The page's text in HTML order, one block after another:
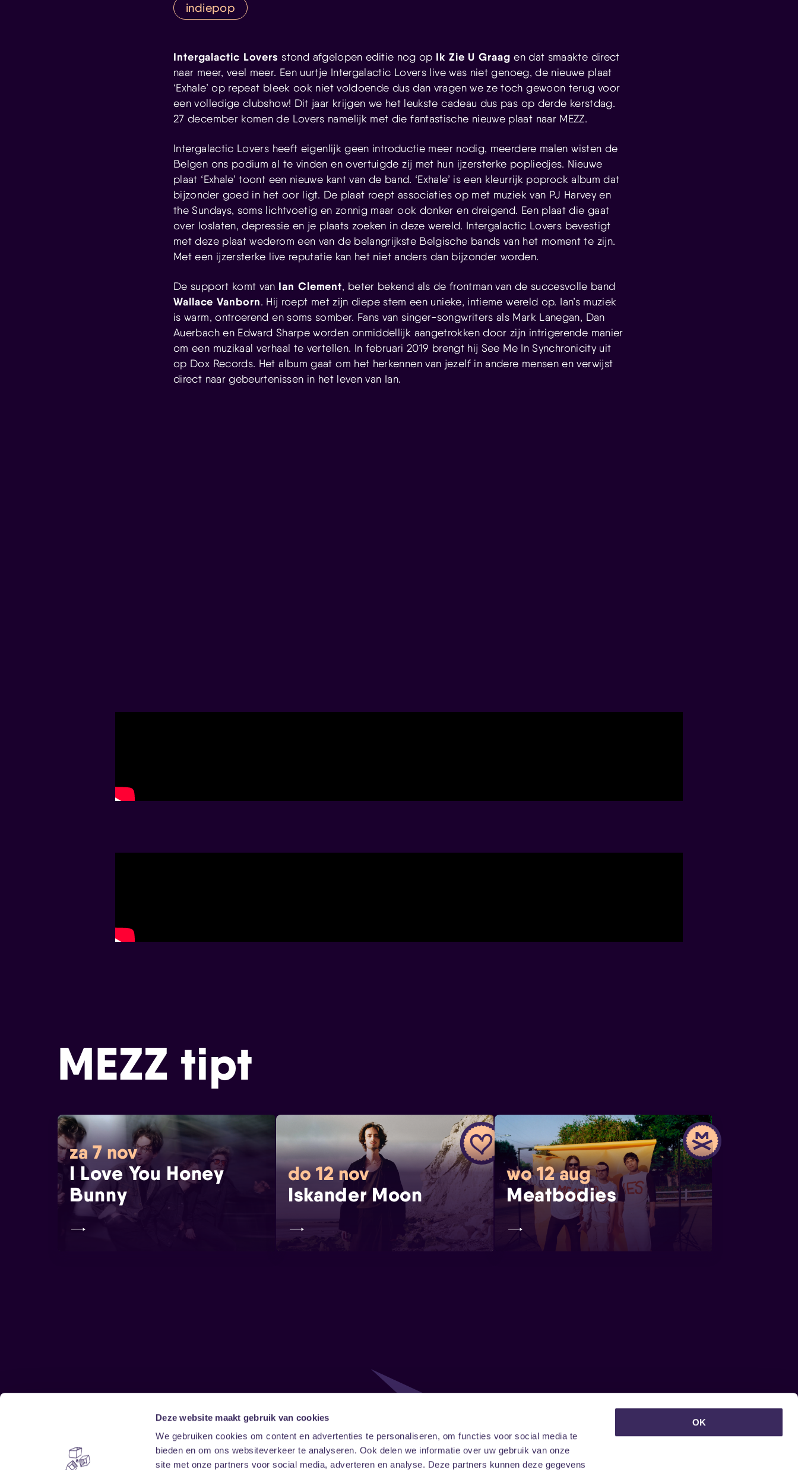
Deze website maakt gebruik van cookies
We gebruiken cookies om content en advertenties te personaliseren, om functies voor social media te
bieden en om ons websiteverkeer te analyseren. Ook delen we informatie over uw gebruik van onze
site met onze partners voor social media, adverteren en analyse. Deze partners kunnen deze gegevens
OK
indiepop
Intergalactic Lovers stond afgelopen editie nog op Ik Zie U Graag en dat smaakte direct
naar meer, veel meer. Een uurtje Intergalactic Lovers live was niet genoeg, de nieuwe plaat
‘Exhale’ op repeat bleek ook niet voldoende dus dan vragen we ze toch gewoon terug voor
een volledige clubshow! Dit jaar krijgen we het leukste cadeau dus pas op derde kerstdag.
27 december komen de Lovers namelijk met die fantastische nieuwe plaat naar MEZZ.
Intergalactic Lovers heeft eigenlijk geen introductie meer nodig, meerdere malen wisten de
Belgen ons podium al te vinden en overtuigde zij met hun ijzersterke popliedjes. Nieuwe
plaat ‘Exhale’ toont een nieuwe kant van de band. ‘Exhale’ is een kleurrijk poprock album dat
bijzonder goed in het oor ligt. De plaat roept associaties op met muziek van PJ Harvey en
the Sundays, soms lichtvoetig en zonnig maar ook donker en dreigend. Een plaat die gaat
over loslaten, depressie en je plaats zoeken in deze wereld. Intergalactic Lovers bevestigt
met deze plaat wederom een van de belangrijkste Belgische bands van het moment te zijn.
Met een ijzersterke live reputatie kan het niet anders dan bijzonder worden.
De support komt van Ian Clement, beter bekend als de frontman van de succesvolle band
Wallace Vanborn. Hij roept met zijn diepe stem een unieke, intieme wereld op. Ian’s muziek
is warm, ontroerend en soms somber. Fans van singer-songwriters als Mark Lanegan, Dan
Auerbach en Edward Sharpe worden onmiddellijk aangetrokken door zijn intrigerende manier
om een muzikaal verhaal te vertellen. In februari 2019 brengt hij See Me In Synchronicity uit
op Dox Records. Het album gaat om het herkennen van jezelf in andere mensen en verwijst
direct naar gebeurtenissen in het leven van Ian.
MEZZ tipt
za 7 nov
I Love You Honey
Bunny
do 12 nov
Iskander Moon
wo 12 aug
Meatbodies
Home
Disclaimer
Follow
FacebookInstagramLinkedIn
Onze nieuwsbrief ontvangen?